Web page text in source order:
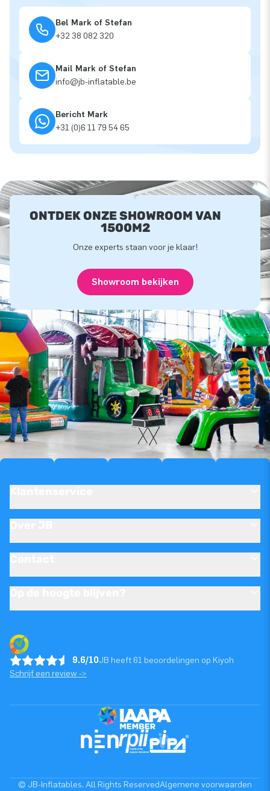
Bel Mark of Stefan
+32 38 082 320
Mail Mark of Stefan
info@jb-inflatable.be
Bericht Mark
+31 (0)6 11 79 54 65
ONTDEK ONZE SHOWROOM VAN
1500M2
Onze experts staan voor je klaar!
Showroom bekijken
9.6/10JB heeft 61 beoordelingen op Kiyoh
Schrijf een review ->
© JB-Inflatables. All Rights ReservedAlgemene voorwaarden